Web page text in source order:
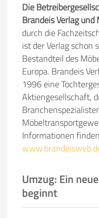
Die
Brandeis Verlag und
durch die
ist der Verlag schon
Bestandteil des
Europa. Brandeis
1996 eine
Aktiengesellschaft,
Informationen
Umzug: Ein
beginnt